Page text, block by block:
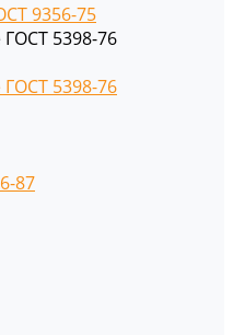
9356-75
5398-76
5398-76
87